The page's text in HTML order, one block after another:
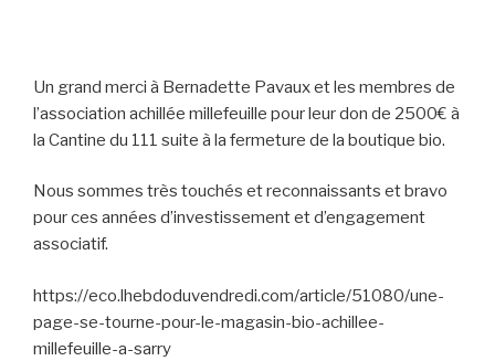
Un grand merci à Bernadette Pavaux et les membres de
l’association achillée millefeuille pour leur don de 2500€ à
la Cantine du 111 suite à la fermeture de la boutique bio.
Nous sommes très touchés et reconnaissants et bravo
pour ces années d’investissement et d’engagement
associatif.
https://eco.lhebdoduvendredi.com/article/51080/une-
page-se-tourne-pour-le-magasin-bio-achillee-
millefeuille-a-sarry